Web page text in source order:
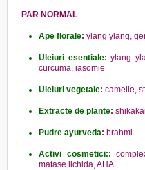
PAR NORMAL
Ape florale: ylang ylang,
Uleiuri esentiale:ylang
curcuma, iasomie
Uleiuri vegetale: camelie,
Extracte de plante:
Pudre ayurveda: brahmi
Activi cosmetici::
matase lichida, AHA